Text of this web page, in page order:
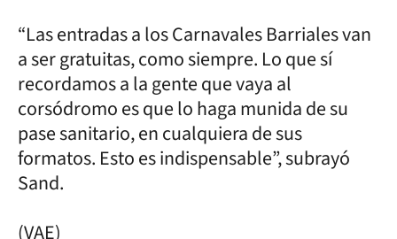
“Las entradas a los Carnavales Barriales van
a ser gratuitas, como siempre. Lo que sí
recordamos a la gente que vaya al
corsódromo es que lo haga munida de su
pase sanitario, en cualquiera de sus
formatos. Esto es indispensable”, subrayó
Sand.
(VAE)